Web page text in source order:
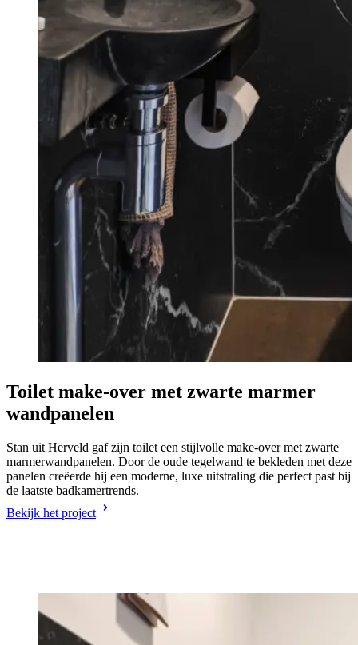
Toilet make-over met zwarte marmer
wandpanelen
Stan uit Herveld gaf zijn toilet een stijlvolle make-over met zwarte
marmerwandpanelen. Door de oude tegelwand te bekleden met deze
panelen creëerde hij een moderne, luxe uitstraling die perfect past bij
de laatste badkamertrends.
Bekijk het project